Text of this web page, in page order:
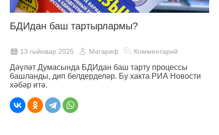
БДИдан баш тартырлармы?
13 гыйнвар 2025 Мәгариф Комментарий
Дәүләт Думасында БДИдан баш тарту процессы
башланды, дип белдерделәр. Бу хакта РИА Новости
хәбәр итә.